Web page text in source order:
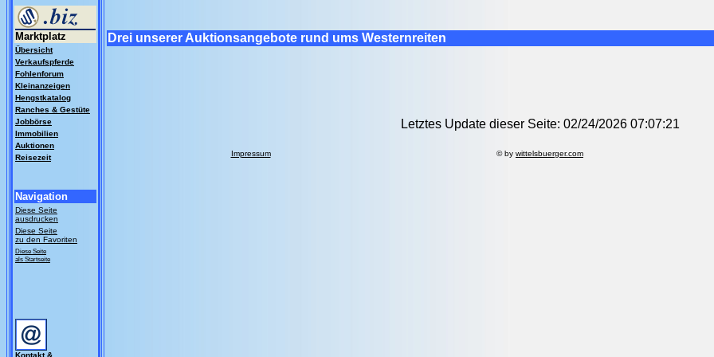
Marktplatz
Übersicht
Verkaufspferde
Fohlenforum
Kleinanzeigen
Hengstkatalog
Ranches & Gestüte
Jobbörse
Immobilien
Auktionen
Reisezeit
Navigation
Diese Seite
ausdrucken
Diese Seite
zu den Favoriten
Diese Seite
als Startseite
Kontakt &
Drei unserer Auktionsangebote rund ums Westernreiten
Letztes Update dieser Seite: 02/24/2026 07:07:21
Impressum © by wittelsbuerger.com